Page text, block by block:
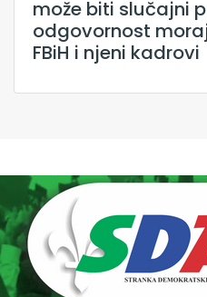
može biti slučajni
odgovornost
FBiH i njeni kadrovi